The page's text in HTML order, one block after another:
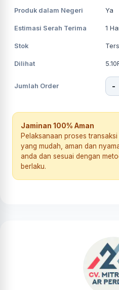
Produk dalam Negeri Ya
Estimasi Serah Terima 1
Stok
Dilihat
Jumlah Order -
Jaminan 100% Aman
Pelaksanaan proses
yang mudah, aman dan
anda dan sesuai dengan
berlaku.